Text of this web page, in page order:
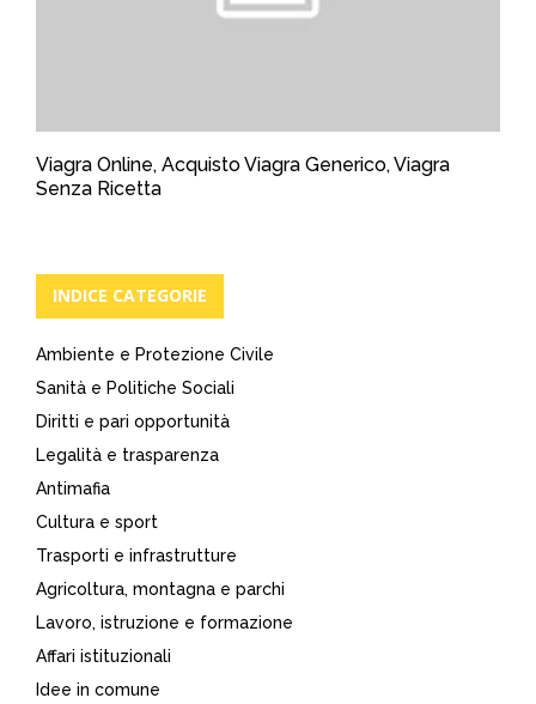
Viagra Online, Acquisto Viagra Generico, Viagra
Senza Ricetta
INDICE CATEGORIE
Ambiente e Protezione Civile
Sanità e Politiche Sociali
Diritti e pari opportunità
Legalità e trasparenza
Antimafia
Cultura e sport
Trasporti e infrastrutture
Agricoltura, montagna e parchi
Lavoro, istruzione e formazione
Affari istituzionali
Idee in comune